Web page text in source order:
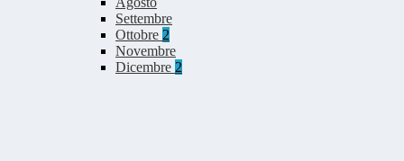
Settembre
Ottobre 2
Novembre
Dicembre 2